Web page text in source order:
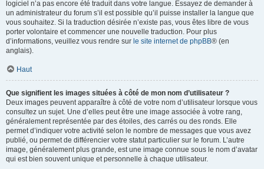
logiciel n’a pas encore été traduit dans votre langue. Essayez de demander à
un administrateur du forum s’il est possible qu’il puisse installer la langue que
vous souhaitez. Si la traduction désirée n’existe pas, vous êtes libre de vous
porter volontaire et commencer une nouvelle traduction. Pour plus
d’informations, veuillez vous rendre sur le site internet de phpBB® (en
anglais).
Haut
Que signifient les images situées à côté de mon nom d’utilisateur ?
Deux images peuvent apparaître à côté de votre nom d’utilisateur lorsque vous
consultez un sujet. Une d’elles peut être une image associée à votre rang,
généralement représentée par des étoiles, des carrés ou des ronds. Elle
permet d’indiquer votre activité selon le nombre de messages que vous avez
publié, ou permet de différencier votre statut particulier sur le forum. L’autre
image, généralement plus grande, est une image connue sous le nom d’avatar
qui est bien souvent unique et personnelle à chaque utilisateur.